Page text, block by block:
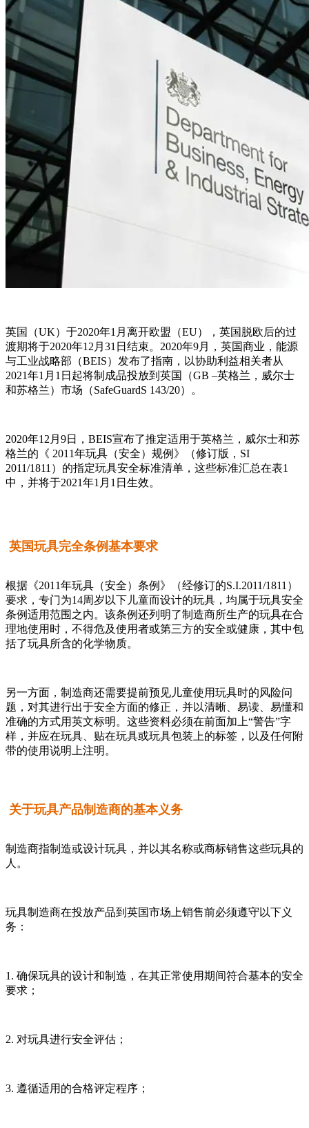
英国（UK）于2020年1月离开欧盟（EU），英国脱欧后的过
渡期将于2020年12月31日结束。2020年9月，英国商业，能源
与工业战略部（BEIS）发布了指南，以协助利益相关者从
2021年1月1日起将制成品投放到英国（GB –英格兰，威尔士
和苏格兰）市场（SafeGuardS 143/20）。
2020年12月9日，BEIS宣布了推定适用于英格兰，威尔士和苏
格兰的《 2011年玩具（安全）规例》（修订版，SI
2011/1811）的指定玩具安全标准清单，这些标准汇总在表1
中，并将于2021年1月1日生效。
英国玩具完全条例基本要求
根据《2011年玩具（安全）条例》（经修订的S.I.2011/1811）
要求，专门为14周岁以下儿童而设计的玩具，均属于玩具安全
条例适用范围之内。该条例还列明了制造商所生产的玩具在合
理地使用时，不得危及使用者或第三方的安全或健康，其中包
括了玩具所含的化学物质。
另一方面，制造商还需要提前预见儿童使用玩具时的风险问
题，对其进行出于安全方面的修正，并以清晰、易读、易懂和
准确的方式用英文标明。这些资料必须在前面加上“警告”字
样，并应在玩具、贴在玩具或玩具包装上的标签，以及任何附
带的使用说明上注明。
关于玩具产品制造商的基本义务
制造商指制造或设计玩具，并以其名称或商标销售这些玩具的
人。
玩具制造商在投放产品到英国市场上销售前必须遵守以下义
务：
1. 确保玩具的设计和制造，在其正常使用期间符合基本的安全
要求；
2. 对玩具进行安全评估；
3. 遵循适用的合格评定程序；